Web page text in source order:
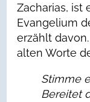
Zacharias, ist
Evangelium
erzählt
alten Worte
Stimme
Bereitet